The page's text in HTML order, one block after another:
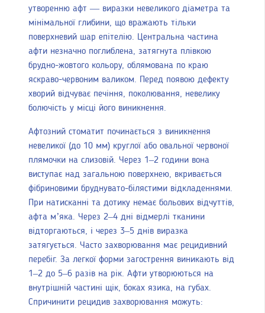
утворенню афт — виразки невеликого діаметра та
мінімальної глибини, що вражають тільки
поверхневий шар епітелію. Центральна частина
афти незначно поглиблена, затягнута плівкою
брудно-жовтого кольору, облямована по краю
яскраво-червоним валиком. Перед появою дефекту
хворий відчуває печіння, поколювання, невелику
болючість у місці його виникнення.
Афтозний стоматит починається з виникнення
невеликої (до 10 мм) круглої або овальної червоної
плямочки на слизовій. Через 1–2 години вона
виступає над загальною поверхнею, вкривається
фібриновими бруднувато-білястими відкладеннями.
При натисканні та дотику немає больових відчуттів,
афта м’яка. Через 2–4 дні відмерлі тканини
відторгаються, і через 3–5 днів виразка
затягується. Часто захворювання має рецидивний
перебіг. За легкої форми загострення виникають від
1–2 до 5–6 разів на рік. Афти утворюються на
внутрішній частині щік, боках язика, на губах.
Спричинити рецидив захворювання можуть: